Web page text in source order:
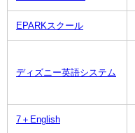
EPARKスクール
ディズニー英語システム
7＋English